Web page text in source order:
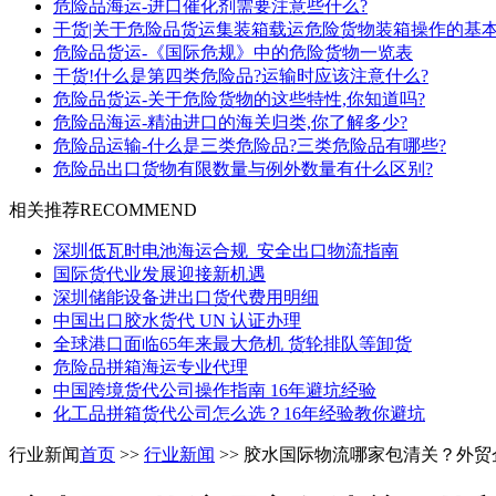
危险品海运-进口催化剂需要注意些什么?
干货|关于危险品货运集装箱载运危险货物装箱操作的基
危险品货运-《国际危规》中的危险货物一览表
干货!什么是第四类危险品?运输时应该注意什么?
危险品货运-关于危险货物的这些特性,你知道吗?
危险品海运-精油进口的海关归类,你了解多少?
危险品运输-什么是三类危险品?三类危险品有哪些?
危险品出口货物有限数量与例外数量有什么区别?
相关推荐RECOMMEND
深圳低瓦时电池海运合规_安全出口物流指南
国际货代业发展迎接新机遇
深圳储能设备进出口货代费用明细
中国出口胶水货代 UN 认证办理
全球港口面临65年来最大危机 货轮排队等卸货
危险品拼箱海运专业代理
中国跨境货代公司操作指南 16年避坑经验
化工品拼箱货代公司怎么选？16年经验教你避坑
行业新闻首页 >> 行业新闻 >> 胶水国际物流哪家包清关？外